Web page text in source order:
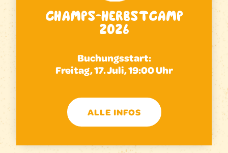
CHAMPS-HERBSTCAMP
2026
Buchungsstart:
Freitag, 17. Juli, 19:00 Uhr
ALLE INFOS